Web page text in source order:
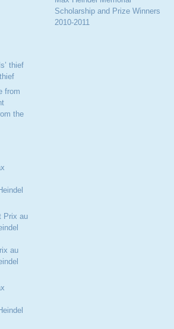
Scholarship and Prize Winners
2010-2011
the
au